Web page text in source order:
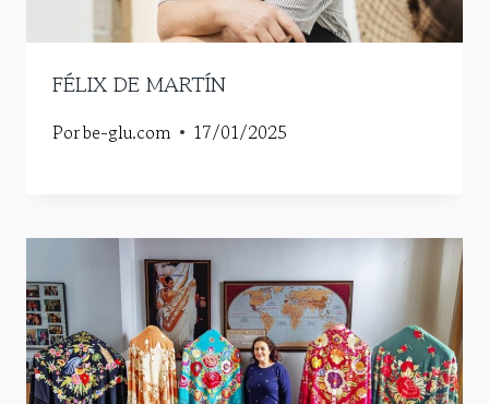
FÉLIX DE MARTÍN
Porbe-glu.com 17/01/2025